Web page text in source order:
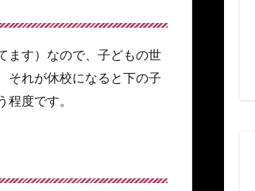
ます）なので、子どもの世
それが休校になると下の子
度です。